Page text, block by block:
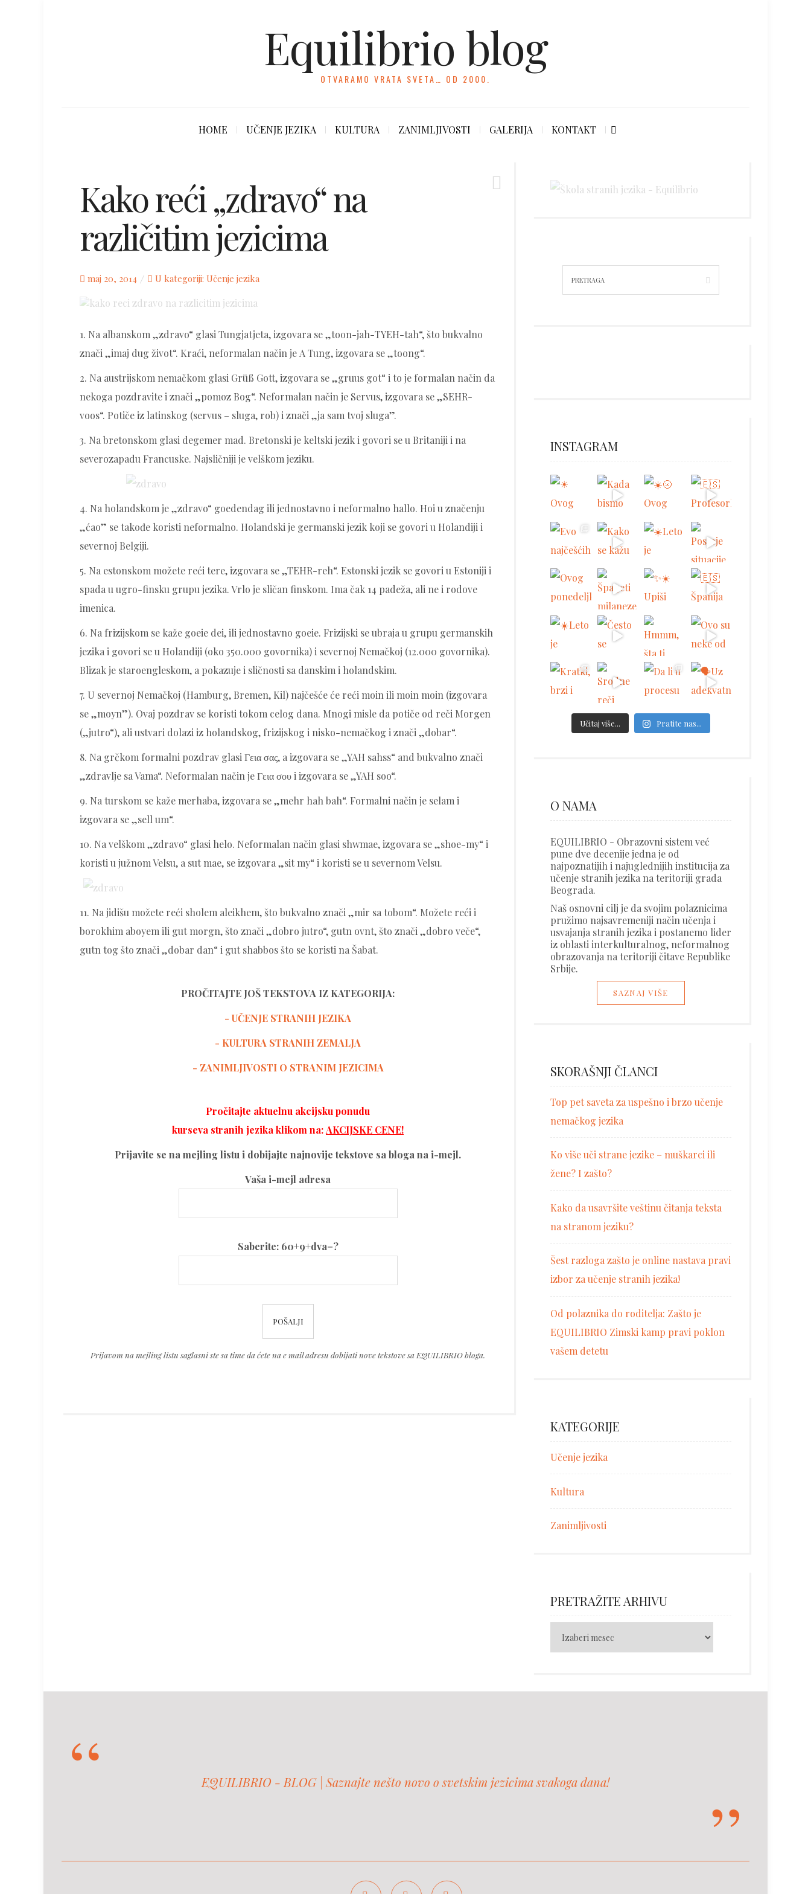
Equilibrio blog
OTVARAMO VRATA SVETA… OD 2000.
HOME UČENJE JEZIKA KULTURA ZANIMLJIVOSTI GALERIJA KONTAKT
Kako reći „zdravo“ na
različitim jezicima
Posted
on
maj 20, 2014 U kategoriji: Učenje jezika
1. Na albanskom „zdravo“ glasi Tungjatjeta, izgovara se „toon-jah-TYEH-tah“, što bukvalno
znači „imaj dug život“. Kraći, neformalan način je A Tung, izgovara se „toong“.
2. Na austrijskom nemačkom glasi Grüß Gott, izgovara se „gruus got“ i to je formalan način da
nekoga pozdravite i znači „pomoz Bog“. Neformalan način je Servus, izgovara se „SEHR-
voos“. Potiče iz latinskog (servus – sluga, rob) i znači „ja sam tvoj sluga”.
3. Na bretonskom glasi degemer mad. Bretonski je keltski jezik i govori se u Britaniji i na
severozapadu Francuske. Najsličniji je velškom jeziku.
4. Na holandskom je „zdravo“ goedendag ili jednostavno i neformalno hallo. Hoi u značenju
„ćao” se takođe koristi neformalno. Holandski je germanski jezik koji se govori u Holandiji i
severnoj Belgiji.
5. Na estonskom možete reći tere, izgovara se „TEHR-reh“. Estonski jezik se govori u Estoniji i
spada u ugro-finsku grupu jezika. Vrlo je sličan finskom. Ima čak 14 padeža, ali ne i rodove
imenica.
6. Na frizijskom se kaže goeie dei, ili jednostavno goeie. Frizijski se ubraja u grupu germanskih
jezika i govori se u Holandiji (oko 350.000 govornika) i severnoj Nemačkoj (12.000 govornika).
Blizak je staroengleskom, a pokazuje i sličnosti sa danskim i holandskim.
7. U severnoj Nemačkoj (Hamburg, Bremen, Kil) najčešće će reći moin ili moin moin (izgovara
se „moyn”). Ovaj pozdrav se koristi tokom celog dana. Mnogi misle da potiče od reči Morgen
(„jutro“), ali ustvari dolazi iz holandskog, frizijskog i nisko-nemačkog i znači „dobar“.
8. Na grčkom formalni pozdrav glasi Γεια σας, a izgovara se „YAH sahss“ and bukvalno znači
„zdravlje sa Vama“. Neformalan način je Γεια σου i izgovara se „YAH soo“.
9. Na turskom se kaže merhaba, izgovara se „mehr hah bah“. Formalni način je selam i
izgovara se „sell um“.
10. Na velškom „zdravo“ glasi helo. Neformalan način glasi shwmae, izgovara se „shoe-my“ i
koristi u južnom Velsu, a sut mae, se izgovara „sit my“ i koristi se u severnom Velsu.
11. Na jidišu možete reći sholem aleikhem, što bukvalno znači „mir sa tobom“. Možete reći i
borokhim aboyem ili gut morgn, što znači „dobro jutro“, gutn ovnt, što znači „dobro veče“,
gutn tog što znači „dobar dan“ i gut shabbos što se koristi na Šabat.
PROČITAJTE JOŠ TEKSTOVA IZ KATEGORIJA:
- UČENJE STRANIH JEZIKA
- KULTURA STRANIH ZEMALJA
- ZANIMLJIVOSTI O STRANIM JEZICIMA
Pročitajte aktuelnu akcijsku ponudu
kurseva stranih jezika klikom na:AKCIJSKE CENE!
Prijavite se na mejling listu i dobijajte najnovije tekstove sa bloga na i-mejl.
Vaša i-mejl adresa
Saberite: 60+9+dva=?
field
Prijavom na mejling listu saglasni ste sa time da ćete na e mail adresu dobijati nove tekstove sa EQUILIBRIO bloga.
INSTAGRAM
Učitaj više... Pratite nas...
O NAMA
EQUILIBRIO - Obrazovni sistem već
pune dve decenije jedna je od
najpoznatijih i najuglednijih institucija za
učenje stranih jezika na teritoriji grada
Beograda.
Naš osnovni cilj je da svojim polaznicima
pružimo najsavremeniji način učenja i
usvajanja stranih jezika i postanemo lider
iz oblasti interkulturalnog, neformalnog
obrazovanja na teritoriji čitave Republike
Srbije.
SAZNAJ VIŠE
SKORAŠNJI ČLANCI
Top pet saveta za uspešno i brzo učenje
nemačkog jezika
Ko više uči strane jezike – muškarci ili
žene? I zašto?
Kako da usavršite veštinu čitanja teksta
na stranom jeziku?
Šest razloga zašto je online nastava pravi
izbor za učenje stranih jezika!
Od polaznika do roditelja: Zašto je
EQUILIBRIO Zimski kamp pravi poklon
vašem detetu
KATEGORIJE
Učenje jezika
Kultura
Zanimljivosti
PRETRAŽITE ARHIVU
EQUILIBRIO - BLOG | Saznajte nešto novo o svetskim jezicima svakoga dana!